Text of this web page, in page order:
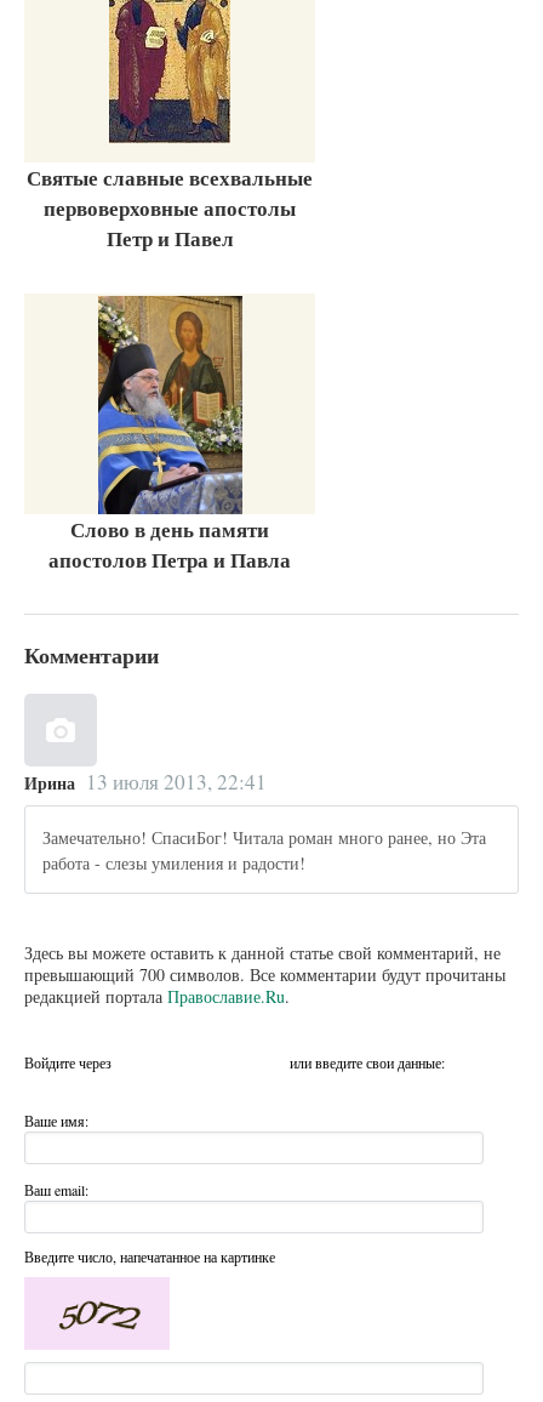
Святые славные всехвальные
первоверховные апостолы
Петр и Павел
Слово в день памяти
апостолов Петра и Павла
Комментарии
Ирина 13 июля 2013, 22:41
Замечательно! СпасиБог! Читала роман много ранее, но Эта
работа - слезы умиления и радости!
Здесь вы можете оставить к данной статье свой комментарий, не
превышающий 700 символов. Все комментарии будут прочитаны
редакцией портала Православие.Ru.
Войдите через или введите свои данные:
Ваше имя:
Ваш email:
Введите число, напечатанное на картинке